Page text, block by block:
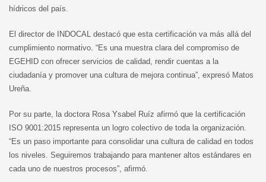
hídricos del país.
El director de INDOCAL destacó que esta certificación va más allá del
cumplimiento normativo. “Es una muestra clara del compromiso de
EGEHID con ofrecer servicios de calidad, rendir cuentas a la
ciudadanía y promover una cultura de mejora continua”, expresó Matos
Ureña.
Por su parte, la doctora Rosa Ysabel Ruíz afirmó que la certificación
ISO 9001:2015 representa un logro colectivo de toda la organización.
“Es un paso importante para consolidar una cultura de calidad en todos
los niveles. Seguiremos trabajando para mantener altos estándares en
cada uno de nuestros procesos”, afirmó.